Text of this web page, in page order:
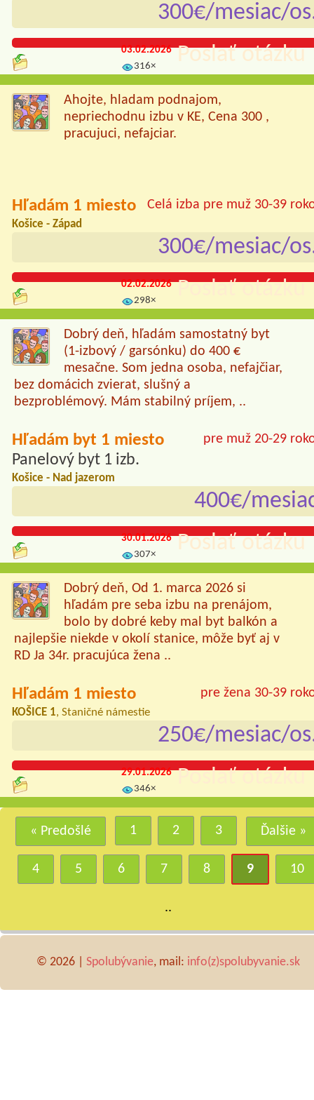
300€/mesiac/
Poslať otázku
03.02.2026
316×
Ahojte, hladam podnajom,
nepriechodnu izbu v KE, Cena 300 ,
pracujuci, nefajciar.
Celá izba pre muž 30-39
Hľadám 1 miesto
Košice - Západ
300€/mesiac/
Poslať otázku
02.02.2026
298×
Dobrý deň, hľadám samostatný byt
(1-izbový / garsónku) do 400 €
mesačne. Som jedna osoba, nefajčiar,
bez domácich zvierat, slušný a
bezproblémový. Mám stabilný príjem, ..
pre muž 20-29
Hľadám byt 1 miesto
Panelový byt 1 izb.
Košice - Nad jazerom
400€/
Poslať otázku
30.01.2026
307×
Dobrý deň, Od 1. marca 2026 si
hľadám pre seba izbu na prenájom,
bolo by dobré keby mal byt balkón a
najlepšie niekde v okolí stanice, môže byť aj v
RD Ja 34r. pracujúca žena ..
pre žena 30-39
Hľadám 1 miesto
KOŠICE 1, Staničné námestie
250€/mesiac/
Poslať otázku
29.01.2026
346×
Ďalšie »
« Predošlé 1 2 3
4 5 6 7 8 9 10
..
© 2026 | Spolubývanie, mail: info(z)spolubyvanie.sk